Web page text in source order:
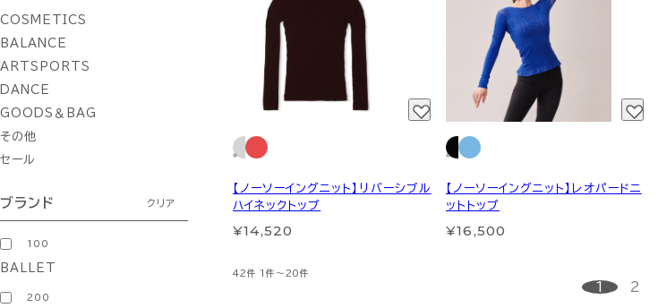
COSMETICS
BALANCE
ARTSPORTS
DANCE
GOODS＆BAG
その他
セール
ブランド クリア
100
BALLET
200
【ノーソーイングニット】リバーシブル
ハイネックトップ
¥14,520
【ノーソーイングニット】レオパードニ
ットトップ
¥16,500
42件 1件～20件
1 2